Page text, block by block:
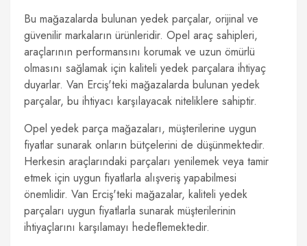
Bu mağazalarda bulunan yedek parçalar, orijinal ve
güvenilir markaların ürünleridir. Opel araç sahipleri,
araçlarının performansını korumak ve uzun ömürlü
olmasını sağlamak için kaliteli yedek parçalara ihtiyaç
duyarlar. Van Erciş'teki mağazalarda bulunan yedek
parçalar, bu ihtiyacı karşılayacak niteliklere sahiptir.
Opel yedek parça mağazaları, müşterilerine uygun
fiyatlar sunarak onların bütçelerini de düşünmektedir.
Herkesin araçlarındaki parçaları yenilemek veya tamir
etmek için uygun fiyatlarla alışveriş yapabilmesi
önemlidir. Van Erciş'teki mağazalar, kaliteli yedek
parçaları uygun fiyatlarla sunarak müşterilerinin
ihtiyaçlarını karşılamayı hedeflemektedir.